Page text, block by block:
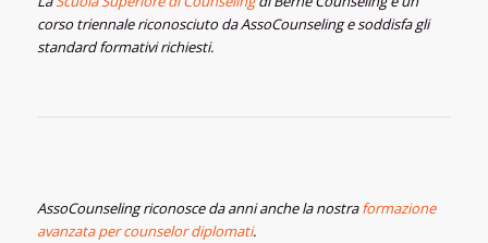
corso triennale riconosciuto da AssoCounseling e soddisfa gli
standard formativi richiesti.
AssoCounseling riconosce da anni anche la nostraformazione
avanzata per counselor diplomati.